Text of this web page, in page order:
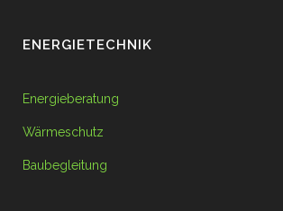
ENERGIETECHNIK
Energieberatung
Wärmeschutz
Baubegleitung